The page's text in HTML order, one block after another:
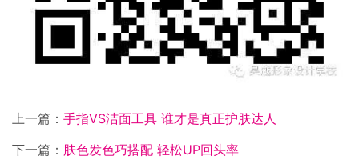
上一篇： 手指VS洁面工具 谁才是真正护肤达人
下一篇： 肤色发色巧搭配 轻松UP回头率